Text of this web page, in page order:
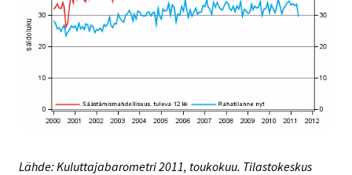
Lähde: Kuluttajabarometri 2011, toukokuu. Tilastokeskus